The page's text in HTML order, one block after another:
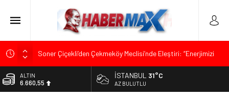
Soner Çiçekli’den Çekmeköy Meclisi’nde Eleştiri: “Enerjimizi
Edremit’te Kaymakam Ahmet Odabaş’a Duygu Dolu Veda
ALTIN
6.660,55
İSTANBUL 31°C
AZ BULUTLU